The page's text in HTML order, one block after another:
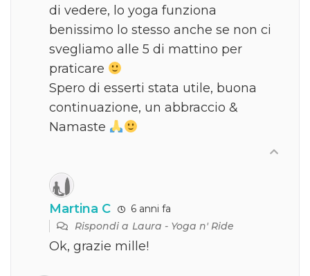
di vedere, lo yoga funziona
benissimo lo stesso anche se non ci
svegliamo alle 5 di mattino per
praticare
Spero di esserti stata utile, buona
continuazione, un abbraccio &
Namaste
Martina C
6 anni fa
Rispondi aLaura - Yoga n' Ride
Ok, grazie mille!